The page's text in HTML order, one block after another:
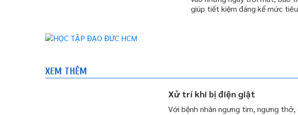
giúp tiết kiệm đáng kể mức
XEM THÊM
Xử trí khi bị điện giật
Với bệnh nhân ngưng tim, ngưng